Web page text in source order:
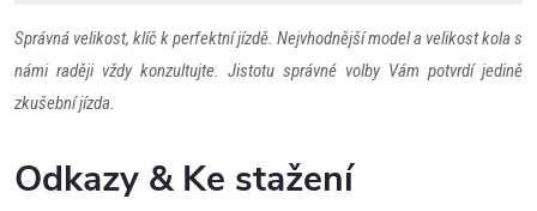
Správná velikost, klíč k perfektní jízdě. Nejvhodnější model a velikost kola s
námi raději vždy konzultujte. Jistotu správné volby Vám potvrdí jedině
zkušební jízda.
Odkazy & Ke stažení